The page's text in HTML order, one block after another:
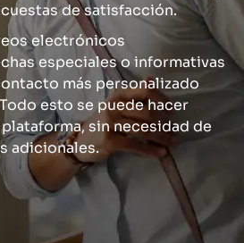
de satisfacción.
electrónicos
especiales o informativas
más personalizado
esto se puede hacer
sin necesidad de
adicionales.